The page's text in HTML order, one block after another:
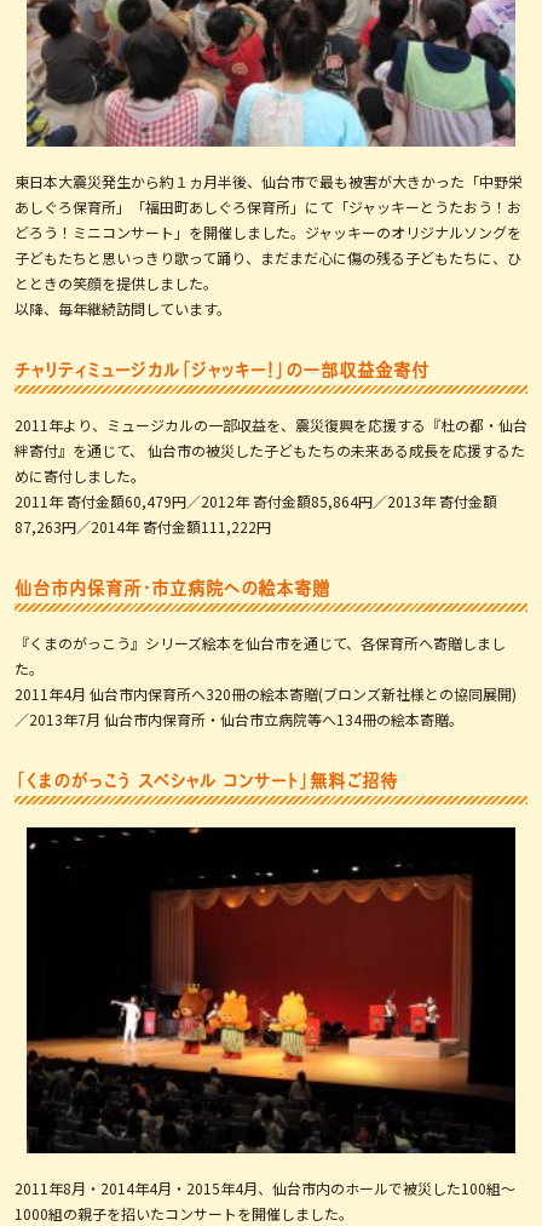
東日本大震災発生から約１ヵ月半後、仙台市で最も被害が大きかった「中野栄
あしぐろ保育所」「福田町あしぐろ保育所」にて「ジャッキーとうたおう！お
どろう！ミニコンサート」を開催しました。ジャッキーのオリジナルソングを
子どもたちと思いっきり歌って踊り、まだまだ心に傷の残る子どもたちに、ひ
とときの笑顔を提供しました。
以降、毎年継続訪問しています。
チャリティミュージカル「ジャッキー！」の一部収益金寄付
2011年より、ミュージカルの一部収益を、震災復興を応援する『杜の都・仙台
絆寄付』を通じて、 仙台市の被災した子どもたちの未来ある成長を応援するた
めに寄付しました。
2011年 寄付金額60,479円／2012年 寄付金額85,864円／2013年 寄付金額
87,263円／2014年 寄付金額111,222円
仙台市内保育所・市立病院への絵本寄贈
『くまのがっこう』シリーズ絵本を仙台市を通じて、各保育所へ寄贈しまし
た。
2011年4月 仙台市内保育所へ320冊の絵本寄贈(ブロンズ新社様との協同展開)
／2013年7月 仙台市内保育所・仙台市立病院等へ134冊の絵本寄贈。
「くまのがっこう スペシャル コンサート」無料ご招待
2011年8月・2014年4月・2015年4月、仙台市内のホールで被災した100組～
1000組の親子を招いたコンサートを開催しました。